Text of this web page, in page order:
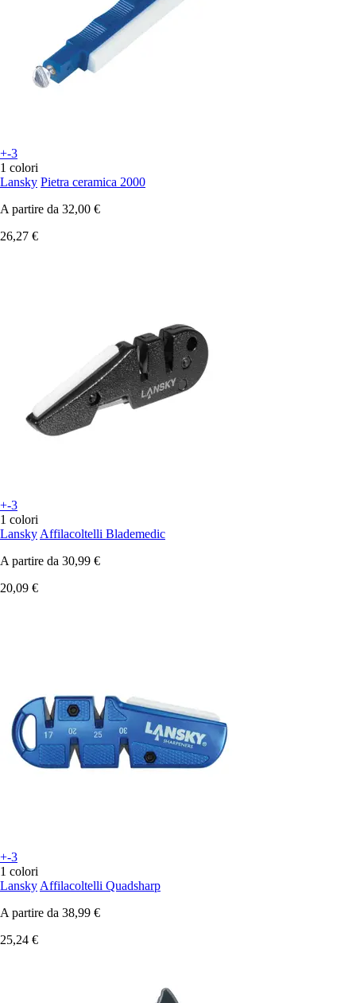
+-3
1 colori
Lansky Pietra ceramica 2000
A partire da 32,00 €
26,27 €
+-3
1 colori
Lansky Affilacoltelli Blademedic
A partire da 30,99 €
20,09 €
+-3
1 colori
Lansky Affilacoltelli Quadsharp
A partire da 38,99 €
25,24 €